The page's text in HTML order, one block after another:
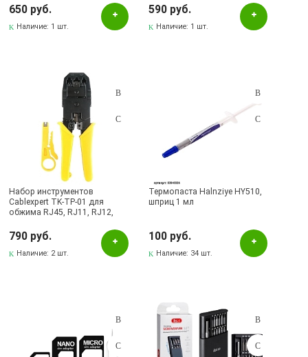
цвет черно желтый
650 руб.
Наличие: 1 шт.
кабелей, цвет черно синий
590 руб.
Наличие: 1 шт.
Набор инструментов
Cablexpert TK-TP-01 для
обжима RJ45, RJ11, RJ12,
кабелей, цвет черно желтый
790 руб.
Наличие: 2 шт.
Термопаста Halnziye HY510,
шприц 1 мл
100 руб.
Наличие: 34 шт.